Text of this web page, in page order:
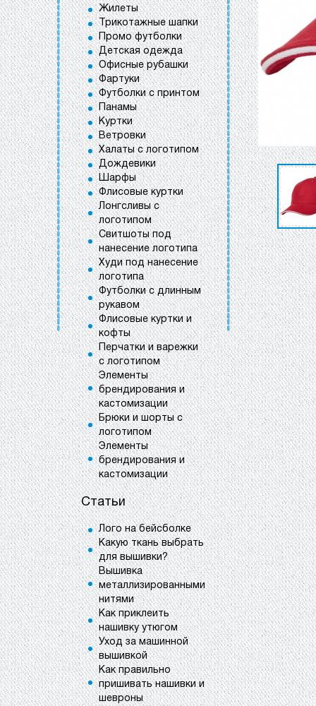
Жилеты
Трикотажные шапки
Промо футболки
Детская одежда
Офисные рубашки
Фартуки
Футболки с принтом
Панамы
Куртки
Ветровки
Халаты с логотипом
Дождевики
Шарфы
Флисовые куртки
Лонгсливы с
логотипом
Свитшоты под
нанесение логотипа
Худи под нанесение
логотипа
Футболки с длинным
рукавом
Флисовые куртки и
кофты
Перчатки и варежки
с логотипом
Элементы
брендирования и
кастомизации
Брюки и шорты с
логотипом
Элементы
брендирования и
кастомизации
Статьи
Лого на бейсболке
Какую ткань выбрать
для вышивки?
Вышивка
металлизированными
нитями
Как приклеить
нашивку утюгом
Уход за машинной
вышивкой
Как правильно
пришивать нашивки и
шевроны